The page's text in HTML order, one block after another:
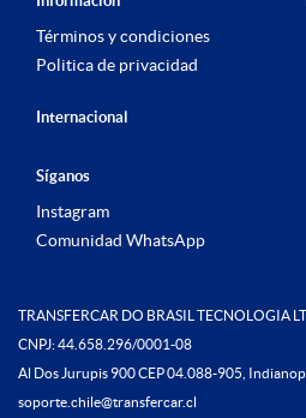
Términos y condiciones
Politica de privacidad
Internacional
Síganos
Instagram
Comunidad WhatsApp
TRANSFERCAR DO BRASIL TECNOLOGIA
CNPJ: 44.658.296/0001-08
Al Dos Jurupis 900 CEP 04.088-905,
soporte.chile@transfercar.cl